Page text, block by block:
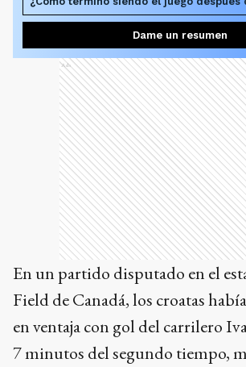
Dame un resumen
Ads
En un partido disputado en el
Field de Canadá, los croatas
en ventaja con gol del carrilero
7 minutos del segundo tiempo,